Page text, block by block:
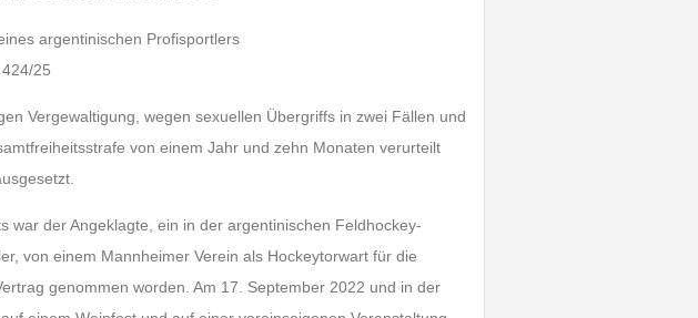
argentinischen Profisportlers
25
Vergewaltigung, wegen sexuellen Übergriffs in zwei Fällen und
von einem Jahr und zehn Monaten verurteilt
war der Angeklagte, ein in der argentinischen Feldhockey-
von einem Mannheimer Verein als Hockeytorwart für die
genommen worden. Am 17. September 2022 und in der